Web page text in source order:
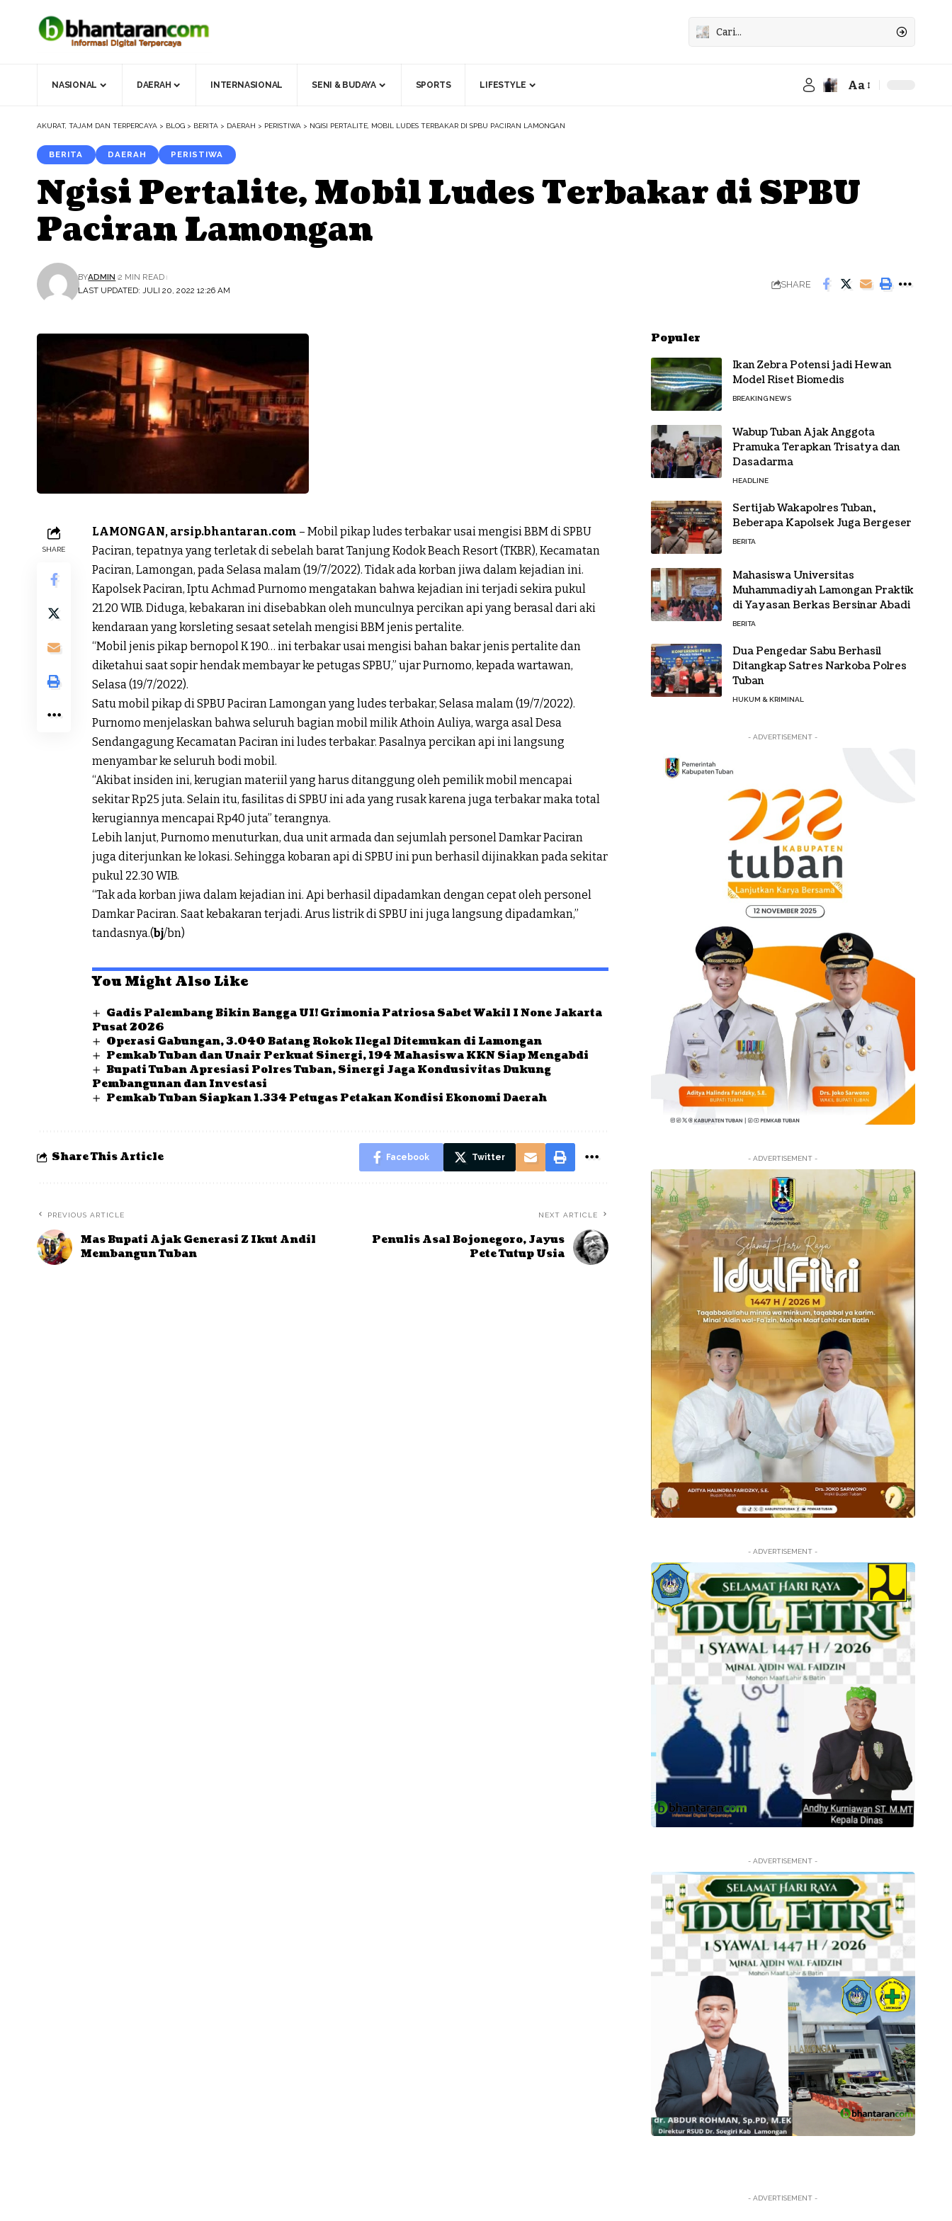
NASIONAL DAERAH INTERNASIONAL SENI & BUDAYA SPORTS LIFESTYLE
Font
Aa
AKURAT, TAJAM DAN TERPERCAYA > BLOG > BERITA > DAERAH > PERISTIWA > NGISI PERTALITE, MOBIL LUDES TERBAKAR DI SPBU PACIRAN LAMONGAN
BERITA DAERAH PERISTIWA
Ngisi Pertalite, Mobil Ludes Terbakar di SPBU
Paciran Lamongan
LAST UPDATED: JULI 20, 2022 12:26 AM
BYADMIN 2 MIN READ
SHARE
SHARE
LAMONGAN, arsip.bhantaran.com – Mobil pikap ludes terbakar usai mengisi BBM di SPBU
Paciran, tepatnya yang terletak di sebelah barat Tanjung Kodok Beach Resort (TKBR), Kecamatan
Paciran, Lamongan, pada Selasa malam (19/7/2022). Tidak ada korban jiwa dalam kejadian ini.
Kapolsek Paciran, Iptu Achmad Purnomo mengatakan bahwa kejadian ini terjadi sekira pukul
21.20 WIB. Diduga, kebakaran ini disebabkan oleh munculnya percikan api yang berasal dari aki
kendaraan yang korsleting sesaat setelah mengisi BBM jenis pertalite.
“Mobil jenis pikap bernopol K 190… ini terbakar usai mengisi bahan bakar jenis pertalite dan
diketahui saat sopir hendak membayar ke petugas SPBU,” ujar Purnomo, kepada wartawan,
Selasa (19/7/2022).
Satu mobil pikap di SPBU Paciran Lamongan yang ludes terbakar, Selasa malam (19/7/2022).
Purnomo menjelaskan bahwa seluruh bagian mobil milik Athoin Auliya, warga asal Desa
Sendangagung Kecamatan Paciran ini ludes terbakar. Pasalnya percikan api ini langsung
menyambar ke seluruh bodi mobil.
“Akibat insiden ini, kerugian materiil yang harus ditanggung oleh pemilik mobil mencapai
sekitar Rp25 juta. Selain itu, fasilitas di SPBU ini ada yang rusak karena juga terbakar maka total
kerugiannya mencapai Rp40 juta” terangnya.
Lebih lanjut, Purnomo menuturkan, dua unit armada dan sejumlah personel Damkar Paciran
juga diterjunkan ke lokasi. Sehingga kobaran api di SPBU ini pun berhasil dijinakkan pada sekitar
pukul 22.30 WIB.
“Tak ada korban jiwa dalam kejadian ini. Api berhasil dipadamkan dengan cepat oleh personel
Damkar Paciran. Saat kebakaran terjadi. Arus listrik di SPBU ini juga langsung dipadamkan,”
tandasnya.(bj/bn)
You Might Also Like
Gadis Palembang Bikin Bangga UI! Grimonia Patriosa Sabet Wakil I None Jakarta
Pusat 2026
Operasi Gabungan, 3.040 Batang Rokok Ilegal Ditemukan di Lamongan
Pemkab Tuban dan Unair Perkuat Sinergi, 194 Mahasiswa KKN Siap Mengabdi
Bupati Tuban Apresiasi Polres Tuban, Sinergi Jaga Kondusivitas Dukung
Pembangunan dan Investasi
Pemkab Tuban Siapkan 1.334 Petugas Petakan Kondisi Ekonomi Daerah
Share This Article Facebook Twitter
PREVIOUS ARTICLE
Mas Bupati Ajak Generasi Z Ikut Andil
Membangun Tuban
NEXT ARTICLE
Penulis Asal Bojonegoro, Jayus
Pete Tutup Usia
Populer
Ikan Zebra Potensi jadi Hewan
Model Riset Biomedis
BREAKING NEWS
Wabup Tuban Ajak Anggota
Pramuka Terapkan Trisatya dan
Dasadarma
HEADLINE
Sertijab Wakapolres Tuban,
Beberapa Kapolsek Juga Bergeser
BERITA
Mahasiswa Universitas
Muhammadiyah Lamongan Praktik
di Yayasan Berkas Bersinar Abadi
BERITA
Dua Pengedar Sabu Berhasil
Ditangkap Satres Narkoba Polres
Tuban
HUKUM & KRIMINAL
- ADVERTISEMENT -
- ADVERTISEMENT -
- ADVERTISEMENT -
- ADVERTISEMENT -
- ADVERTISEMENT -